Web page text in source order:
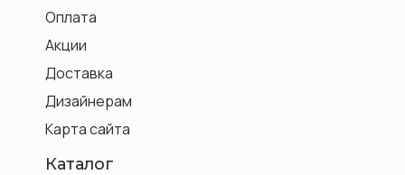
Акции
Оплата
Доставка
Каталог
Карта сайта
Дизайнерам